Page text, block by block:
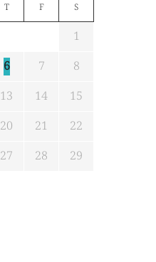
T F S
1
6 7
8
13 14
15
20 21
22
27 28
29